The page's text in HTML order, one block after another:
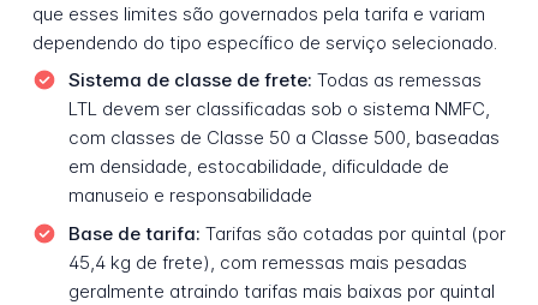
que esses limites são governados pela tarifa e variam
dependendo do tipo específico de serviço selecionado.
Sistema de classe de frete: Todas as remessas
LTL devem ser classificadas sob o sistema NMFC,
com classes de Classe 50 a Classe 500, baseadas
em densidade, estocabilidade, dificuldade de
manuseio e responsabilidade
Base de tarifa: Tarifas são cotadas por quintal (por
45,4 kg de frete), com remessas mais pesadas
geralmente atraindo tarifas mais baixas por quintal